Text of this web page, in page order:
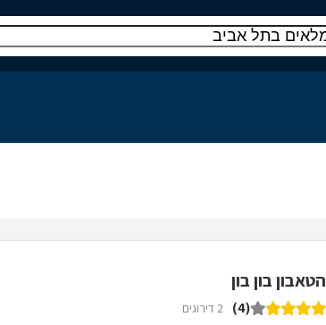
הטאבון בון בון
(4) 2 דירוגים